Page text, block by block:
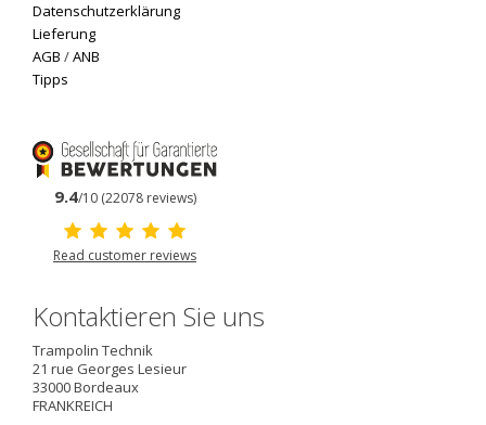
Datenschutzerklärung
Lieferung
AGB /ANB
Tipps
9.4/10 (22078 reviews)
Read customer reviews
Kontaktieren Sie uns
Trampolin Technik
21 rue Georges Lesieur
33000Bordeaux
FRANKREICH